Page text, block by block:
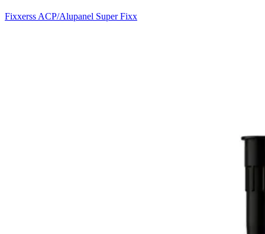
Fixxerss ACP/Alupanel Super Fixx